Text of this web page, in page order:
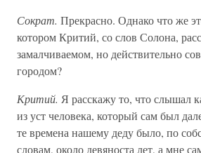
Сократ. Прекрасно. Однако что же
котором Критий, со слов Солона,
замалчиваемом, но действительно
городом?
Критий. Я расскажу то, что слышал
из уст человека, который сам был
те времена нашему деду было, по
словам, около девяноста лет, а мне